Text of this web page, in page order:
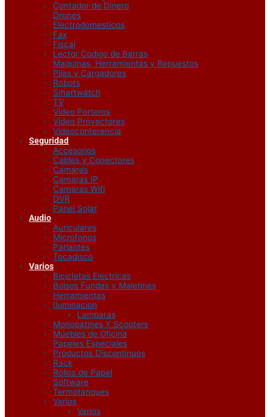
Contador de Dinero
Drones
Electrodomesticos
Fax
Fiscal
Lector Codigo de Barras
Maquinas, Herramientas y Repuestos
Pilas y Cargadores
Robots
Smartwatch
TV
Video Porteros
Video Proyectores
Videoconferencia
Seguridad
Accesorios
Cables y Conectores
Camaras
Camaras IP
Camaras Wifi
DVR
Panel Solar
Audio
Auriculares
Microfonos
Parlantes
Tocadisco
Varios
Bicicletas Electricas
Bolsos Fundas y Maletines
Herramientas
Iluminacion
Lamparas
Monopatines Y Scooters
Muebles de Oficina
Papeles Especiales
Productos Discontinuos
Rack
Rollos de Papel
Software
Termotanques
Varios
Varios